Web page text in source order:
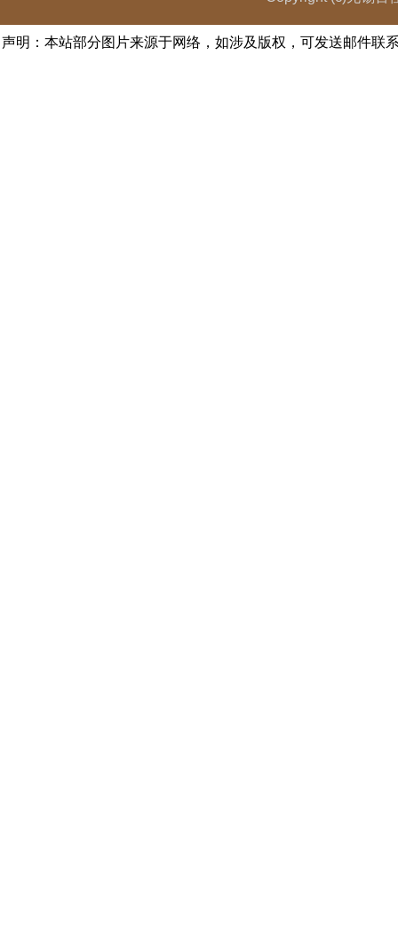
声明：本站部分图片来源于网络，如涉及版权，可发送邮件联